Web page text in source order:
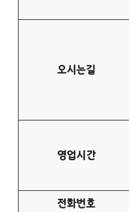
오시는길
영업시간
전화번호